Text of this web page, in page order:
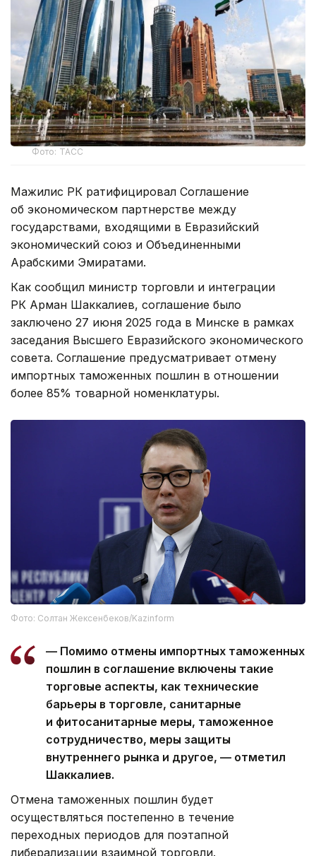
Фото: ТАСС
Мажилис РК ратифицировал Соглашение
об экономическом партнерстве между
государствами, входящими в Евразийский
экономический союз и Объединенными
Арабскими Эмиратами.
Как сообщил министр торговли и интеграции
РК Арман Шаккалиев, соглашение было
заключено 27 июня 2025 года в Минске в рамках
заседания Высшего Евразийского экономического
совета. Соглашение предусматривает отмену
импортных таможенных пошлин в отношении
более 85% товарной номенклатуры.
Фото: Солтан Жексенбеков/Kazinform
— Помимо отмены импортных таможенных
пошлин в соглашение включены такие
торговые аспекты, как технические
барьеры в торговле, санитарные
и фитосанитарные меры, таможенное
сотрудничество, меры защиты
внутреннего рынка и другое, — отметил
Шаккалиев.
Отмена таможенных пошлин будет
осуществляться постепенно в течение
переходных периодов для поэтапной
либерализации взаимной торговли.